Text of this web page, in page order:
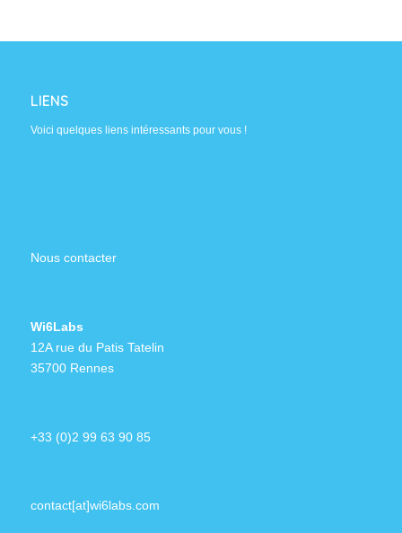
LIENS
Voici quelques liens intéressants pour vous !
Nous contacter
Wi6Labs
12A rue du Patis Tatelin
35700 Rennes
+33 (0)2 99 63 90 85
contact[at]wi6labs.com